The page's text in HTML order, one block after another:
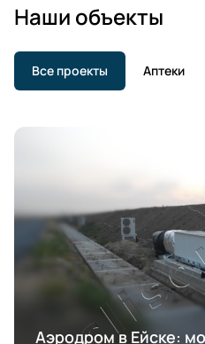
Наши объекты
Все проекты Аптеки
Аэродром в Ейске: